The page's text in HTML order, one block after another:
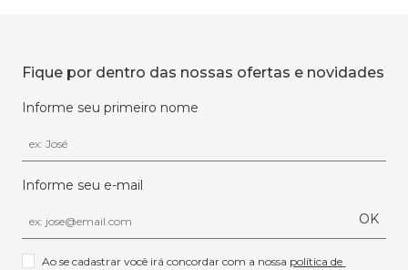
Fique por dentro das nossas ofertas e novidades
Informe seu primeiro nome
Informe seu e-mail
OK
Ao se cadastrar você irá concordar com a nossa política de